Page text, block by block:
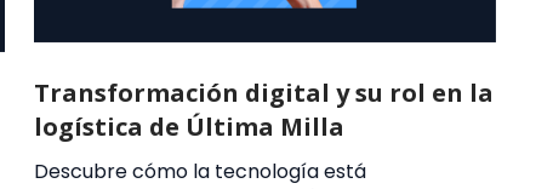
Transformación digital y su rol en la
logística de Última Milla
Descubre cómo la tecnología está